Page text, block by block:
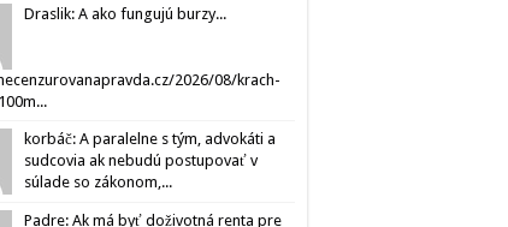
Draslik: A ako fungujú burzy...
2026/08/krach-
korbáč: A paralelne s tým, advokáti a
sudcovia ak nebudú postupovať v
súlade so zákonom,...
Padre: Ak má byť doživotná renta pre